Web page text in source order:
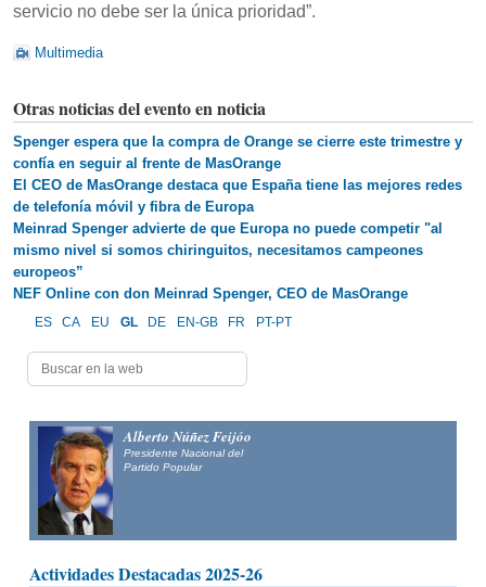
servicio no debe ser la única prioridad”.
Multimedia
Otras noticias del evento en noticia
Spenger espera que la compra de Orange se cierre este trimestre y
confía en seguir al frente de MasOrange
El CEO de MasOrange destaca que España tiene las mejores redes
de telefonía móvil y fibra de Europa
Meinrad Spenger advierte de que Europa no puede competir "al
mismo nivel si somos chiringuitos, necesitamos campeones
europeos”
NEF Online con don Meinrad Spenger, CEO de MasOrange
ES CA EU GL DE EN-GB FR PT-PT
Alberto Núñez Feijóo
Presidente Nacional del
Partido Popular
Actividades Destacadas 2025-26